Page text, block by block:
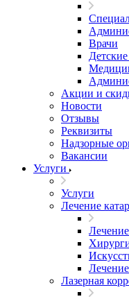
Врачи
Акции и
Новости
Отзывы
Реквизиты
Надзорные
Вакансии
Услуги
Услуги
Лечение
Лазерная